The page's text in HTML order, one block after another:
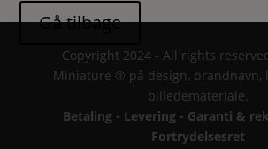
Copyright 2024 - All rights
Miniature ® på design, brandnavn,
billedemateriale.
Betaling - Levering - Garanti &
Fortrydelsesret